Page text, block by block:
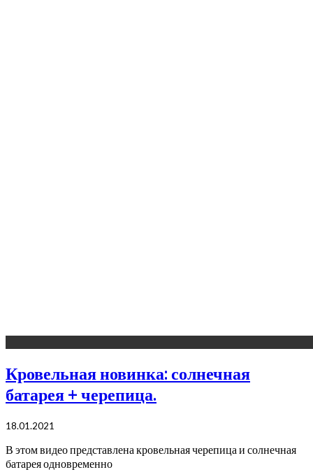
Кровельная новинка: солнечная
батарея + черепица.
18.01.2021
В этом видео представлена кровельная черепица и солнечная
батарея одновременно